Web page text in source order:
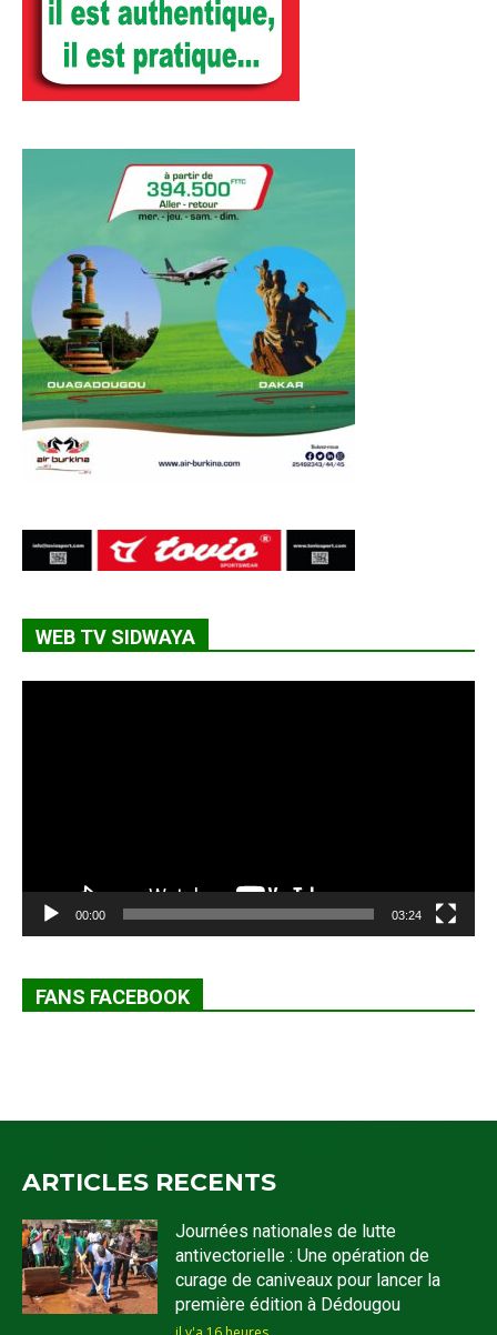
WEB TV SIDWAYA
00:00 03:24
FANS FACEBOOK
ARTICLES RECENTS
Journées nationales de lutte
antivectorielle : Une opération de
curage de caniveaux pour lancer la
première édition à Dédougou